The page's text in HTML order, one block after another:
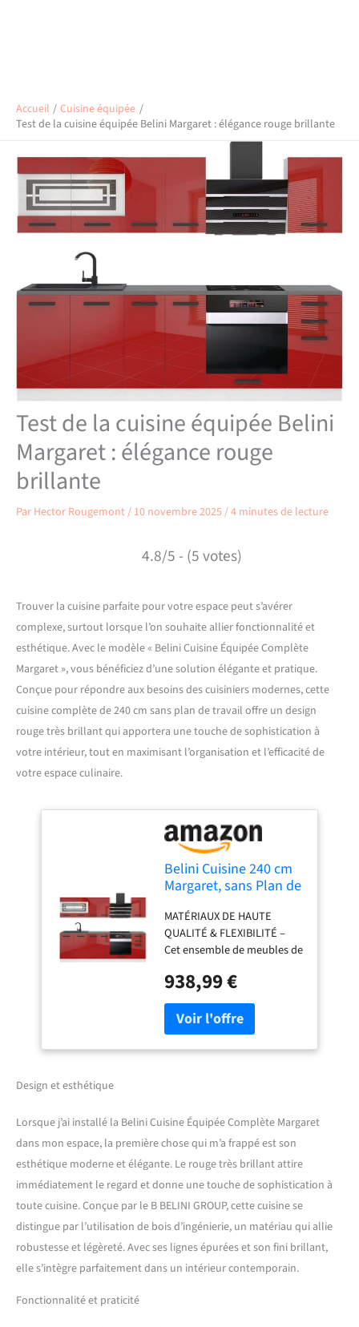
Accueil
Cuisine équipée
Test de la cuisine équipée Belini Margaret : élégance rouge brillante
Test de la cuisine équipée Belini
Margaret : élégance rouge
brillante
Par Hector Rougemont/ 10 novembre 2025/4 minutes de lecture
4.8/5 - (5 votes)
Trouver la cuisine parfaite pour votre espace peut s’avérer
complexe, surtout lorsque l’on souhaite allier fonctionnalité et
esthétique. Avec le modèle « Belini Cuisine Équipée Complète
Margaret », vous bénéficiez d’une solution élégante et pratique.
Conçue pour répondre aux besoins des cuisiniers modernes, cette
cuisine complète de 240 cm sans plan de travail offre un design
rouge très brillant qui apportera une touche de sophistication à
votre intérieur, tout en maximisant l’organisation et l’efficacité de
votre espace culinaire.
Belini Cuisine 240 cm
Margaret, sans Plan de
Brillant
MATÉRIAUX DE HAUTE
QUALITÉ & FLEXIBILITÉ –
Cet ensemble de meubles de
panneaux décoratifs
Econatura durables, séduit
par sa stabilité et sa finition
haut de gamme. Tous les
éléments sont modulables
notice de montage, matériel
d’installation ainsi que
plans de travail
personnalisables selon la
configuration. SYSTÈME
NEXUS SILENT & CONFORT –
Les tiroirs métalliques
modernes de la gamme
Nexus en finition graphite,
dotés de la technologie
938,99 €
Design et esthétique
Lorsque j’ai installé la Belini Cuisine Équipée Complète Margaret
dans mon espace, la première chose qui m’a frappé est son
esthétique moderne et élégante. Le rouge très brillant attire
immédiatement le regard et donne une touche de sophistication à
toute cuisine. Conçue par le B BELINI GROUP, cette cuisine se
distingue par l’utilisation de bois d’ingénierie, un matériau qui allie
robustesse et légèreté. Avec ses lignes épurées et son fini brillant,
elle s’intègre parfaitement dans un intérieur contemporain.
Fonctionnalité et praticité